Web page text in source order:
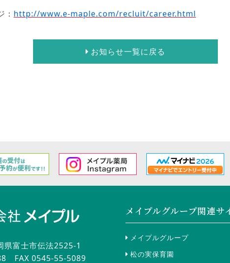
： http://www.e-maple.com/recluit/career.html
お知らせ一覧に戻る
富士市伝法2525-1
FAX 0545-55-5089
メイプルグループ関連サ
メイプルグループ
松の実保育園